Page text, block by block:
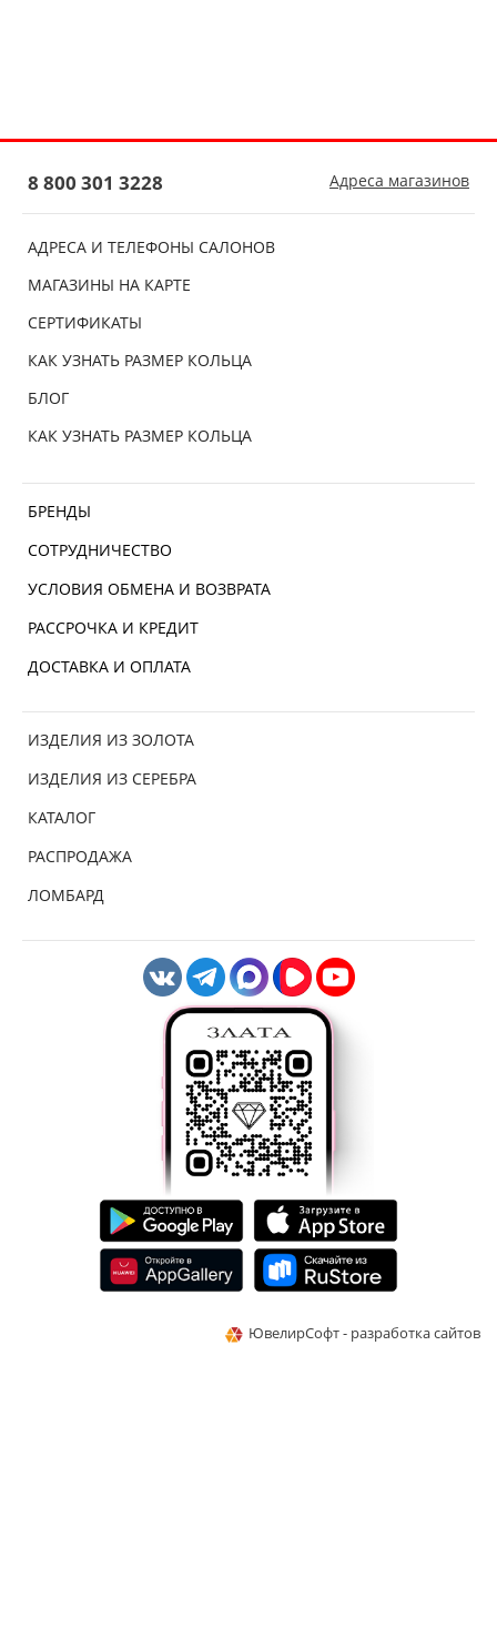
АДРЕСА И ТЕЛЕФОНЫ САЛОНОВ
МАГАЗИНЫ НА КАРТЕ
СЕРТИФИКАТЫ
КАК УЗНАТЬ РАЗМЕР КОЛЬЦА
БЛОГ
КАК УЗНАТЬ РАЗМЕР КОЛЬЦА
БРЕНДЫ
СОТРУДНИЧЕСТВО
УСЛОВИЯ ОБМЕНА И ВОЗВРАТА
РАССРОЧКА И КРЕДИТ
ДОСТАВКА И ОПЛАТА
ИЗДЕЛИЯ ИЗ ЗОЛОТА
ИЗДЕЛИЯ ИЗ СЕРЕБРА
КАТАЛОГ
РАСПРОДАЖА
ЛОМБАРД
8 800 301 3228 Адреса магазинов
ЮвелирСофт - разработка сайтов